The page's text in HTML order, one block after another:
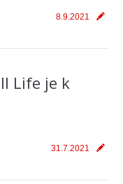
8.9.2021
Life je k
31.7.2021